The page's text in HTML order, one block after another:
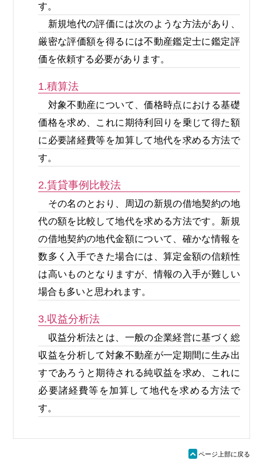
す。
新規地代の評価には次のような方法があり、
厳密な評価額を得るには不動産鑑定士に鑑定評
価を依頼する必要があります。
1.積算法
対象不動産について、価格時点における基礎
価格を求め、これに期待利回りを乗じて得た額
に必要諸経費等を加算して地代を求める方法で
す。
2.賃貸事例比較法
その名のとおり、周辺の新規の借地契約の地
代の額を比較して地代を求める方法です。新規
の借地契約の地代金額について、確かな情報を
数多く入手できた場合には、算定金額の信頼性
は高いものとなりますが、情報の入手が難しい
場合も多いと思われます。
3.収益分析法
収益分析法とは、一般の企業経営に基づく総
収益を分析して対象不動産が一定期間に生み出
すであろうと期待される純収益を求め、これに
必要諸経費等を加算して地代を求める方法で
す。
ü ページ上部に戻る